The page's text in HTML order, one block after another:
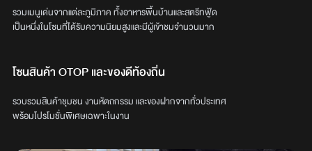
รวมเมนูเด่นจากแต่ละภูมิภาค ทั้งอาหารพื้นบ้านและสตรีทฟู้ด
เป็นหนึ่งในโซนที่ได้รับความนิยมสูงและมีผู้เข้าชมจำนวนมาก
โซนสินค้า OTOP และของดีท้องถิ่น
รวบรวมสินค้าชุมชน งานหัตถกรรม และของฝากจากทั่วประเทศ
พร้อมโปรโมชั่นพิเศษเฉพาะในงาน